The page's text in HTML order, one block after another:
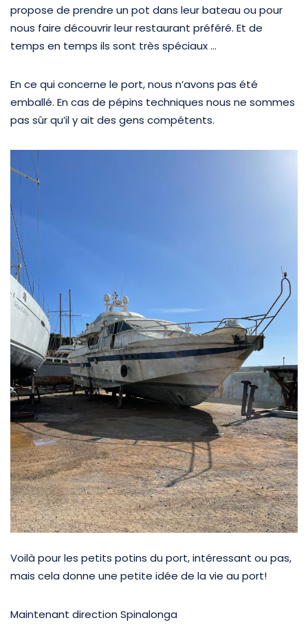
propose de prendre un pot dans leur bateau ou pour
nous faire découvrir leur restaurant préféré. Et de
temps en temps ils sont très spéciaux …
En ce qui concerne le port, nous n’avons pas été
emballé. En cas de pépins techniques nous ne sommes
pas sûr qu’il y ait des gens compétents.
Voilà pour les petits potins du port, intéressant ou pas,
mais cela donne une petite idée de la vie au port!
Maintenant direction Spinalonga